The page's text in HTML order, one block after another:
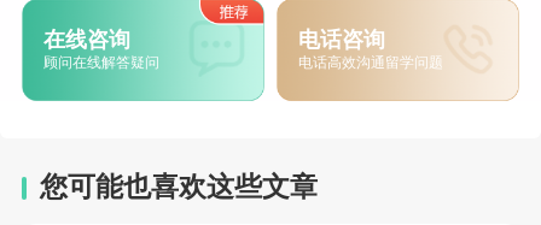
4.书籍和教科书
根据您的专业和课程作业，书籍和教科书的费用可
在线咨询
顾问在线解答疑问
电话咨询
电话高效沟通留学问题
您可能也喜欢这些文章